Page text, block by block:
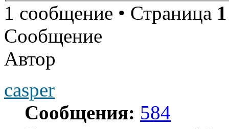
1 сообщение • Страница 1
Сообщение
Автор
casper
Сообщения: 584